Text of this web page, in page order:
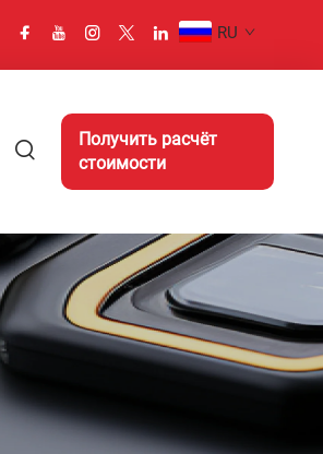
RU
Получить расчёт
стоимости